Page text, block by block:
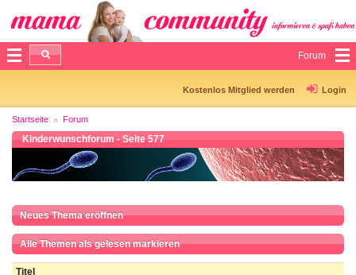
Forum
Kostenlos Mitglied werden Login
Startseite Forum
Kinderwunschforum - Seite 577
Neues Thema eröffnen
Alle Themen als gelesen markieren
Titel